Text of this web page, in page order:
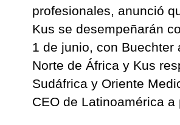
profesionales, anunció
Kus se desempeñarán
1 de junio, con Buechter
Norte de África y Kus
Sudáfrica y Oriente
CEO de Latinoamérica a